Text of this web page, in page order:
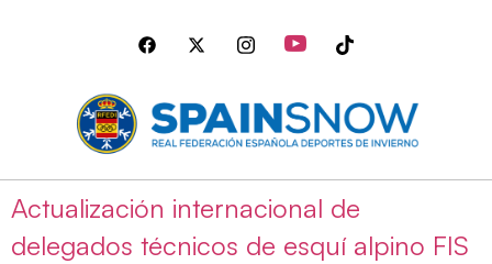
Actualización internacional de
delegados técnicos de esquí alpino FIS